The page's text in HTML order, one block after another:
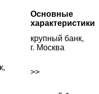
Основные
характеристики
крупный банк,
г. Москва
>>